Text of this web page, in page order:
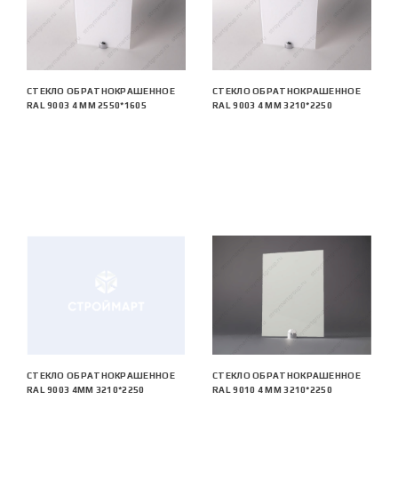
СТЕКЛО ОБРАТНОКРАШЕННОЕ
RAL 9003 4 ММ 2550*1605
СТЕКЛО ОБРАТНОКРАШЕННОЕ
RAL 9003 4 ММ 3210*2250
СТЕКЛО ОБРАТНОКРАШЕННОЕ
RAL 9003 4ММ 3210*2250
СТЕКЛО ОБРАТНОКРАШЕННОЕ
RAL 9010 4 ММ 3210*2250